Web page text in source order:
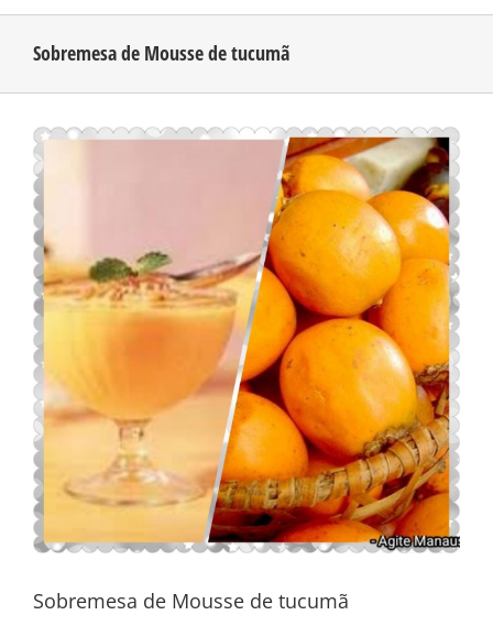
PUBLICIDADE
CONTATO
Sobremesa de Mousse de tucumã
View
Larger
Image
Sobremesa de Mousse de tucumã